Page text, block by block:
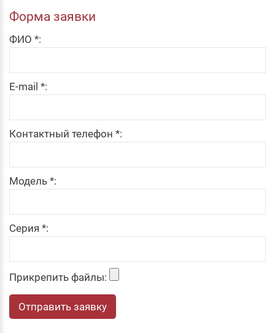
Форма заявки
ФИО *:
E-mail *:
Контактный телефон *:
Модель *:
Серия *:
Прикрепить файлы:
Отправить заявку